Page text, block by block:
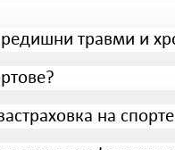
травми и
на